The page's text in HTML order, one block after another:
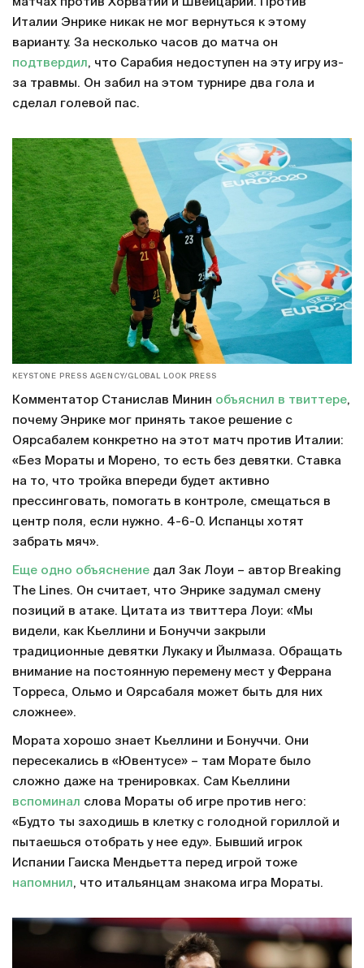
Италии Энрике никак не мог вернуться к этому
варианту. За несколько часов до матча он
подтвердил, что Сарабия недоступен на эту игру из-
за травмы. Он забил на этом турнире два гола и
сделал голевой пас.
KEYSTONE PRESS AGENCY/GLOBAL LOOK PRESS
Комментатор Станислав Минин объяснил в твиттере,
почему Энрике мог принять такое решение с
Оярсабалем конкретно на этот матч против Италии:
«Без Мораты и Морено, то есть без девятки. Ставка
на то, что тройка впереди будет активно
прессинговать, помогать в контроле, смещаться в
центр поля, если нужно. 4-6-0. Испанцы хотят
забрать мяч».
Еще одно объяснение дал Зак Лоуи – автор Breaking
The Lines. Он считает, что Энрике задумал смену
позиций в атаке. Цитата из твиттера Лоуи: «Мы
видели, как Кьеллини и Бонуччи закрыли
традиционные девятки Лукаку и Йылмаза. Обращать
внимание на постоянную перемену мест у Феррана
Торреса, Ольмо и Оярсабаля может быть для них
сложнее».
Мората хорошо знает Кьеллини и Бонуччи. Они
пересекались в «Ювентусе» – там Морате было
сложно даже на тренировках. Сам Кьеллини
вспоминал слова Мораты об игре против него:
«Будто ты заходишь в клетку с голодной гориллой и
пытаешься отобрать у нее еду». Бывший игрок
Испании Гаиска Мендьетта перед игрой тоже
напомнил, что итальянцам знакома игра Мораты.